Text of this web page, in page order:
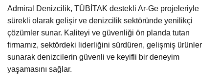
Admiral Denizcilik, TÜBİTAK destekli Ar-Ge projeleriyle
sürekli olarak gelişir ve denizcilik sektöründe yenilikçi
çözümler sunar. Kaliteyi ve güvenliği ön planda tutan
firmamız, sektördeki liderliğini sürdüren, gelişmiş ürünler
sunarak denizcilerin güvenli ve keyifli bir deneyim
yaşamasını sağlar.